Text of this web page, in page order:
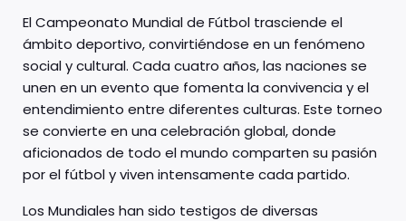
El Campeonato Mundial de Fútbol trasciende el
ámbito deportivo, convirtiéndose en un fenómeno
social y cultural. Cada cuatro años, las naciones se
unen en un evento que fomenta la convivencia y el
entendimiento entre diferentes culturas. Este torneo
se convierte en una celebración global, donde
aficionados de todo el mundo comparten su pasión
por el fútbol y viven intensamente cada partido.
Los Mundiales han sido testigos de diversas